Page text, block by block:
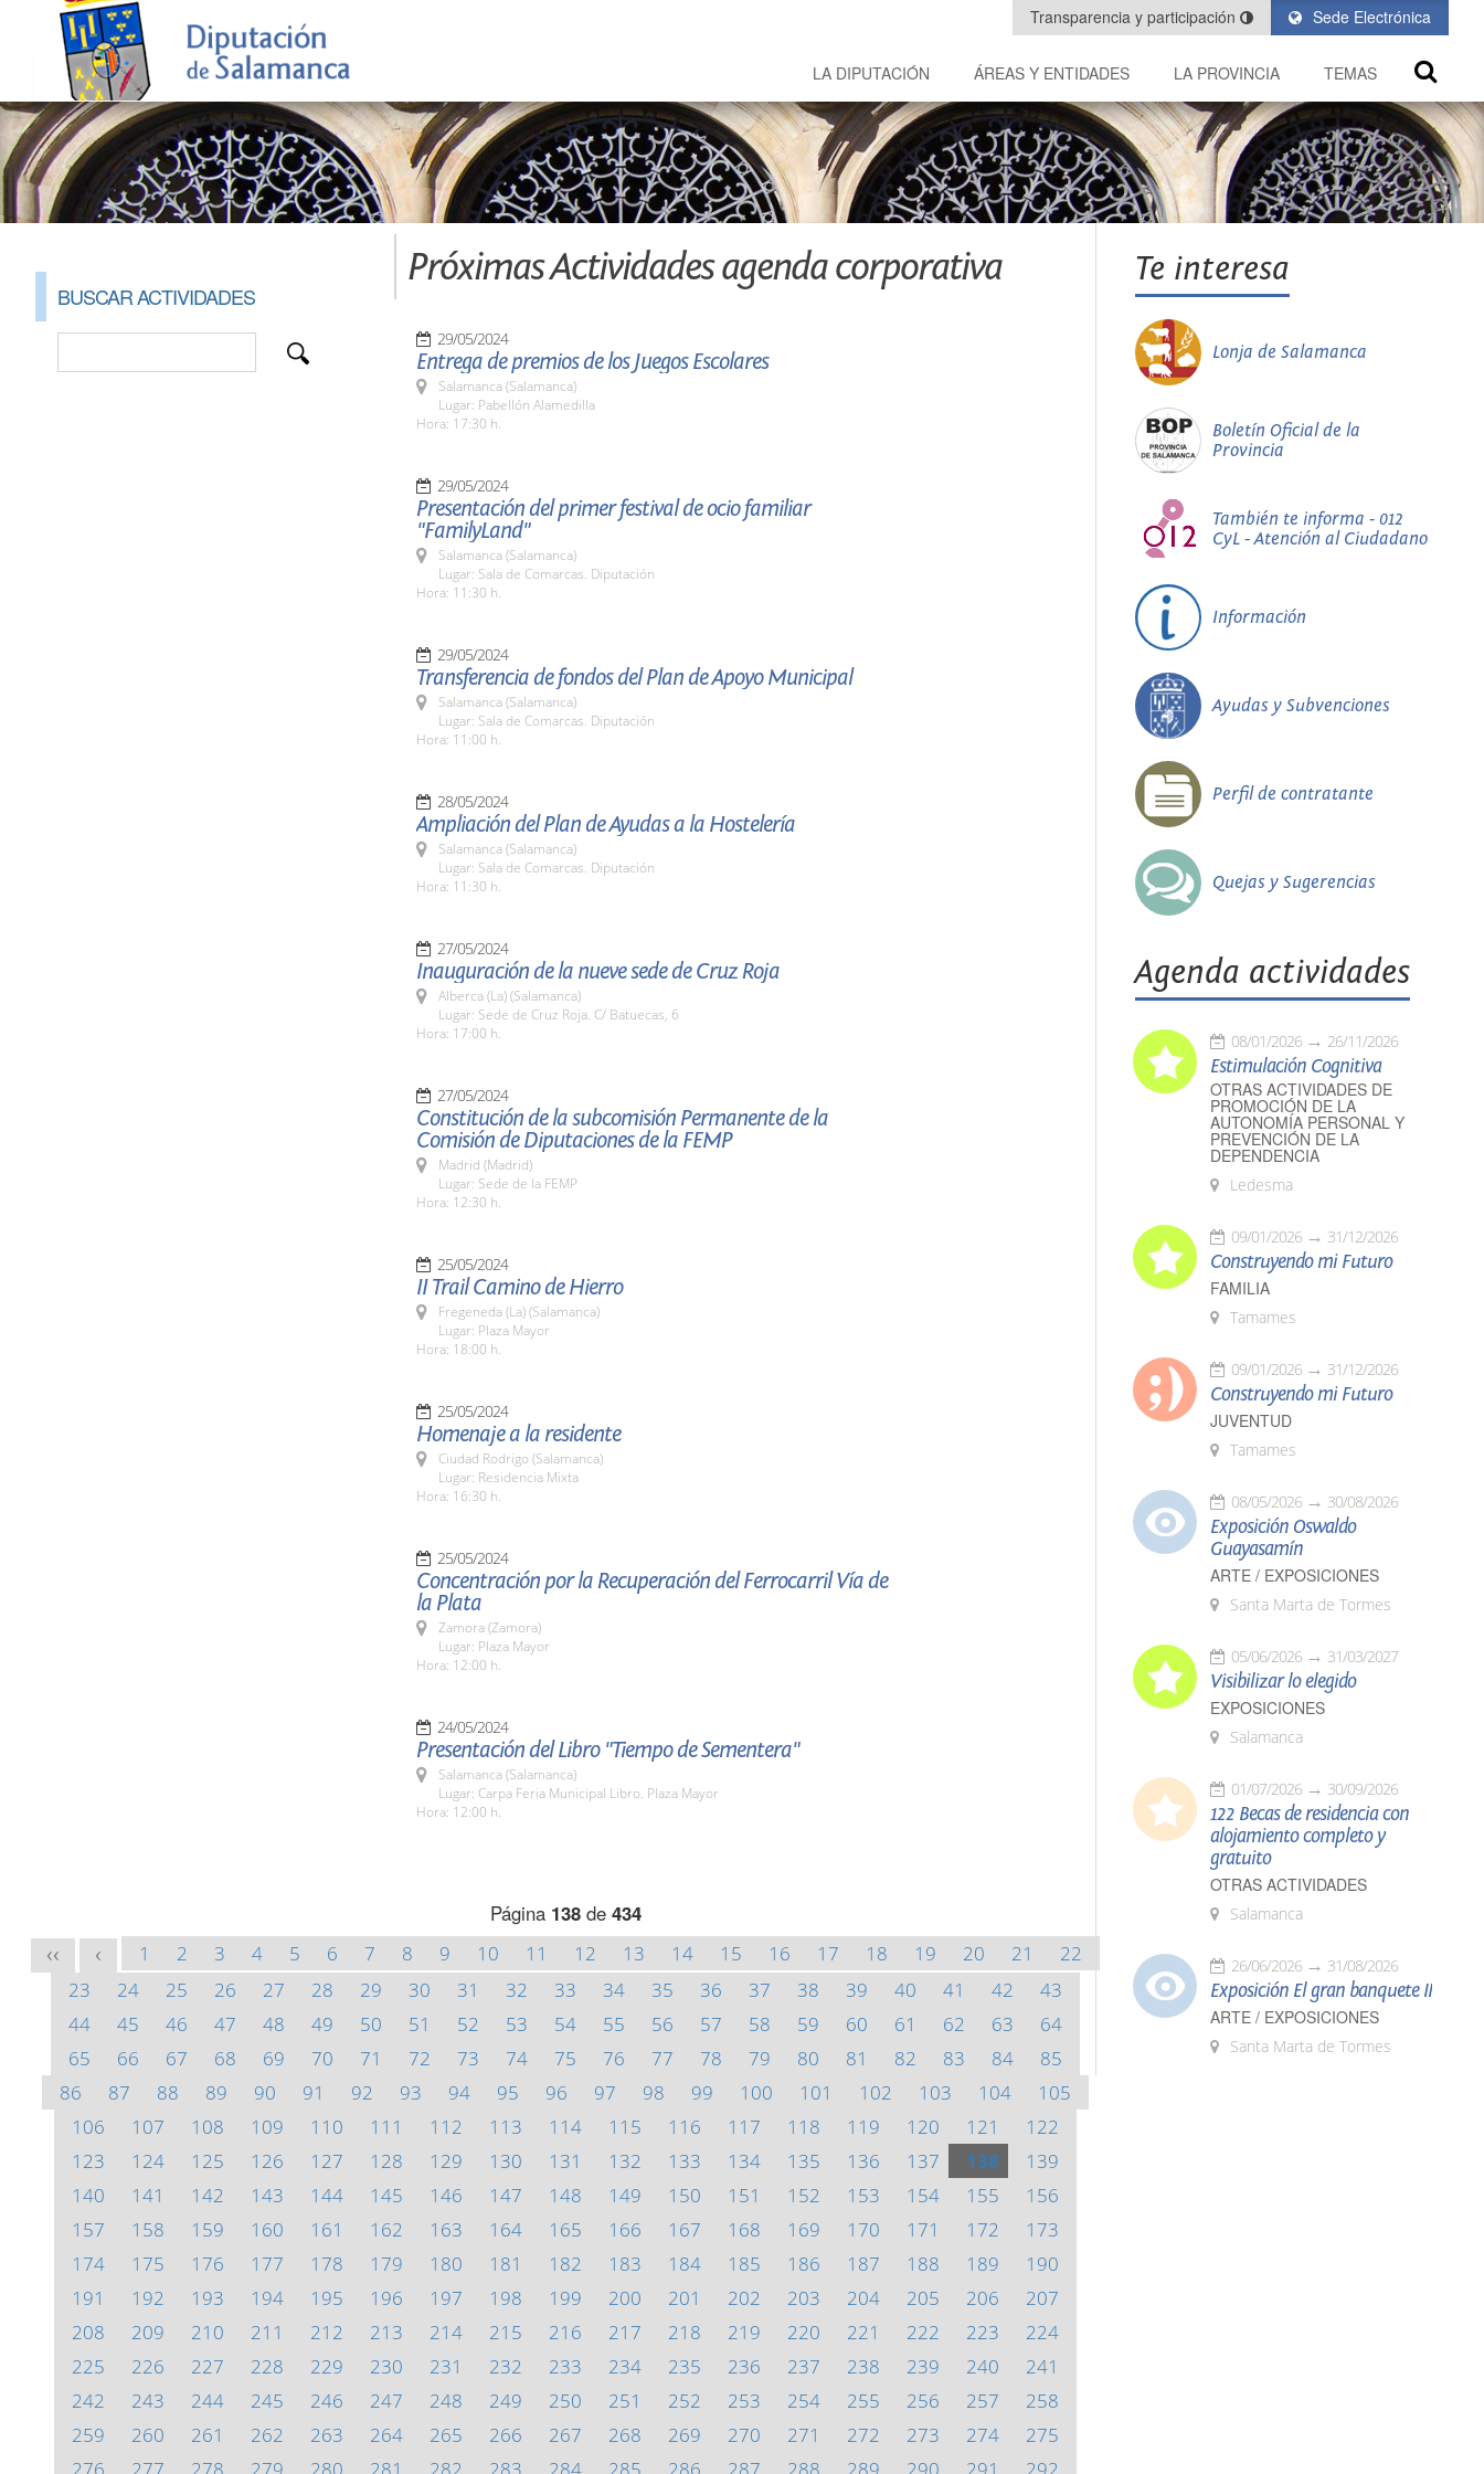
Sede Electrónica
Transparencia y participación
LA DIPUTACIÓN ÁREAS Y ENTIDADES LA PROVINCIA TEMAS
BUSCAR ACTIVIDADES
Próximas Actividades agenda corporativa
29/05/2024
Entrega de premios de los Juegos Escolares
Salamanca (Salamanca)
Lugar: Pabellón Alamedilla
Hora: 17:30 h.
29/05/2024
Presentación del primer festival de ocio familiar
"FamilyLand"
Salamanca (Salamanca)
Lugar: Sala de Comarcas. Diputación
Hora: 11:30 h.
29/05/2024
Transferencia de fondos del Plan de Apoyo Municipal
Salamanca (Salamanca)
Lugar: Sala de Comarcas. Diputación
Hora: 11:00 h.
28/05/2024
Ampliación del Plan de Ayudas a la Hostelería
Salamanca (Salamanca)
Lugar: Sala de Comarcas. Diputación
Hora: 11:30 h.
27/05/2024
Inauguración de la nueve sede de Cruz Roja
Alberca (La) (Salamanca)
Lugar: Sede de Cruz Roja. C/ Batuecas, 6
Hora: 17:00 h.
27/05/2024
Constitución de la subcomisión Permanente de la
Comisión de Diputaciones de la FEMP
Madrid (Madrid)
Lugar: Sede de la FEMP
Hora: 12:30 h.
25/05/2024
II Trail Camino de Hierro
Fregeneda (La) (Salamanca)
Lugar: Plaza Mayor
Hora: 18:00 h.
25/05/2024
Homenaje a la residente
Ciudad Rodrigo (Salamanca)
Lugar: Residencia Mixta
Hora: 16:30 h.
25/05/2024
Concentración por la Recuperación del Ferrocarril Vía de
la Plata
Zamora (Zamora)
Lugar: Plaza Mayor
Hora: 12:00 h.
24/05/2024
Presentación del Libro "Tiempo de Sementera"
Salamanca (Salamanca)
Lugar: Carpa Feria Municipal Libro. Plaza Mayor
Hora: 12:00 h.
Página 138de 434
<< < 1 2 3 4 5 6 7 8 9 10 11 12 13 14 15 16 17 18 19 20 21
22
23
24 25 26 27 28 29 30 31 32 33 34 35 36 37 38 39 40 41 42
43
44
45 46 47 48 49 50 51 52 53 54 55 56 57 58 59 60 61 62 63
64
65
66 67 68 69 70 71 72 73 74 75 76 77 78 79 80 81 82 83 84
85
86
87 88 89 90 91 92 93 94 95 96 97 98 99 100 101 102 103 104
105
106
107 108 109 110 111 112 113 114 115 116 117 118 119 120 121
122
123
124 125 126 127 128 129 130 131 132 133 134 135 136 137 138
139
140
141 142 143 144 145 146 147 148 149 150 151 152 153 154 155
156
157
158 159 160 161 162 163 164 165 166 167 168 169 170 171 172
173
174
175 176 177 178 179 180 181 182 183 184 185 186 187 188 189
190
191
192 193 194 195 196 197 198 199 200 201 202 203 204 205 206
207
208
209 210 211 212 213 214 215 216 217 218 219 220 221 222 223
224
225
226 227 228 229 230 231 232 233 234 235 236 237 238 239 240
241
242
243 244 245 246 247 248 249 250 251 252 253 254 255 256 257
258
259
260 261 262 263 264 265 266 267 268 269 270 271 272 273 274
275
Te interesa
Lonja de Salamanca
Boletín Oficial de la
Provincia
También te informa - 012
CyL - Atención al Ciudadano
Información
Ayudas y Subvenciones
Perfil de contratante
Quejas y Sugerencias
Agenda actividades
08/01/2026 26/11/2026
Estimulación Cognitiva
OTRAS ACTIVIDADES DE
PROMOCIÓN DE LA
AUTONOMÍA PERSONAL Y
PREVENCIÓN DE LA
DEPENDENCIA
Ledesma
09/01/2026 31/12/2026
Construyendo mi Futuro
FAMILIA
Tamames
09/01/2026 31/12/2026
Construyendo mi Futuro
JUVENTUD
Tamames
08/05/2026 30/08/2026
Exposición Oswaldo
Guayasamín
ARTE / EXPOSICIONES
Santa Marta de Tormes
05/06/2026 31/03/2027
Visibilizar lo elegido
EXPOSICIONES
Salamanca
01/07/2026 30/09/2026
122 Becas de residencia con
alojamiento completo y
gratuito
OTRAS ACTIVIDADES
Salamanca
26/06/2026 31/08/2026
Exposición El gran banquete II
ARTE / EXPOSICIONES
Santa Marta de Tormes